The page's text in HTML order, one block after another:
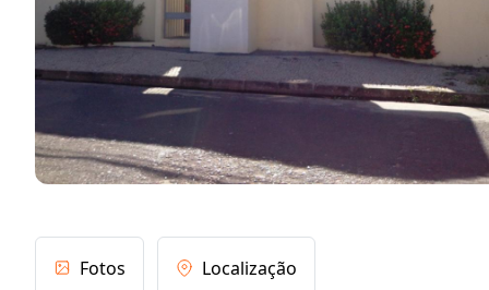
Fotos Localização